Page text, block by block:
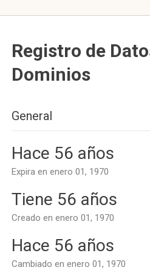
Registro de
Dominios
General
Hace 56 años
Expira en enero 01, 1970
Tiene 56 años
Creado en enero 01, 1970
Hace 56 años
Cambiado en enero 01, 1970